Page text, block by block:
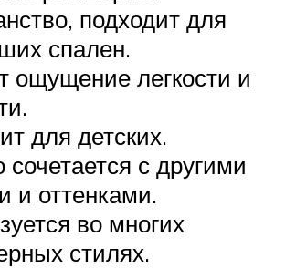
подходит для
спален.
ощущение легкости и
для детских.
с другими
и оттенками.
во многих
стилях.